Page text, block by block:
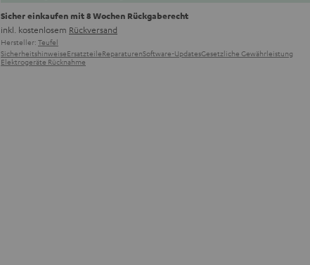
Sicher einkaufen mit 8 Wochen Rückgaberecht
inkl. kostenlosem Rückversand
Hersteller: Teufel
SicherheitshinweiseErsatzteileReparaturenSoftware-UpdatesGesetzliche Gewährleistung
Elektrogeräte Rücknahme